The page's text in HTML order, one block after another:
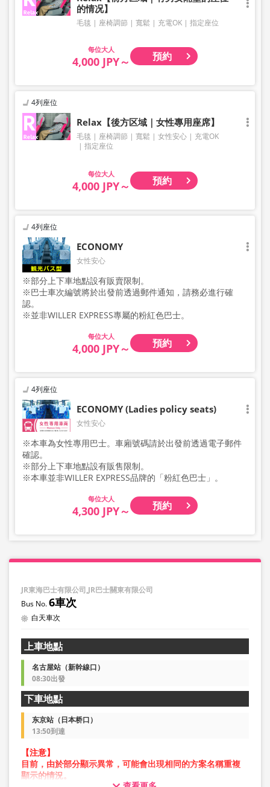
的情况】
毛毯 座椅調節 寬鬆 充電OK 指定座位
大人
4,000 JPY～ 預約
4列座位
Relax【後方区域｜女性專用座席】
毛毯 座椅調節 寬鬆 女性安心
充電OK
指定座位
大人
4,000 JPY～ 預約
4列座位
ECONOMY
女性安心
※部分上下車地點設有販賣限制。
※巴士車次編號將於出發前透過郵件通知，請務必進行確
認。
※並非WILLER EXPRESS專屬的粉紅色巴士。
大人
4,000 JPY～ 預約
4列座位
ECONOMY (Ladies policy seats)
女性安心
※本車為女性專用巴士。車廂號碼請於出發前透過電子郵件
確認。
※部分上下車地點設有販售限制。
※本車並非WILLER EXPRESS品牌的「粉紅色巴士」。
大人
4,300 JPY～ 預約
JR東海巴士有限公司,JR巴士關東有限公司
6車次
白天車次
上車地點
名古屋站（新幹線口）
08:30出發
下車地點
东京站（日本桥口）
13:50到達
【注意】
目前，由於部分顯示異常，可能會出現相同的方案名稱重複
顯示的情況。